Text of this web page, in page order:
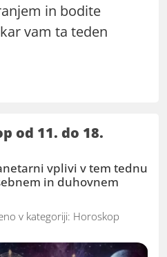
in bodite
vam ta teden
od 11. do 18.
vplivi v tem tednu
in duhovnem
v kategoriji: Horoskop